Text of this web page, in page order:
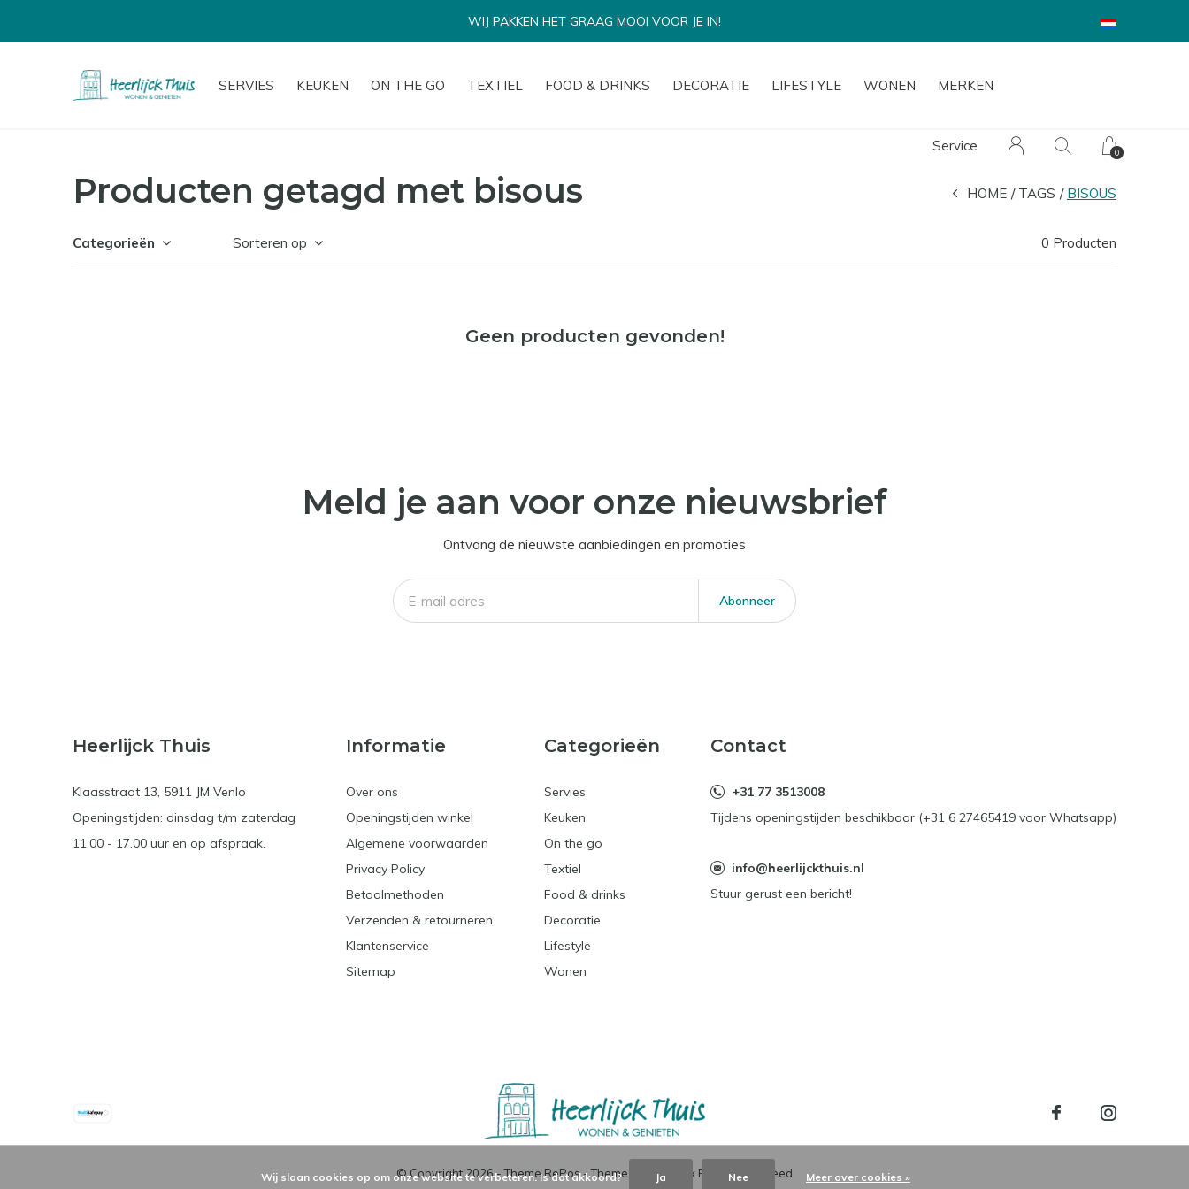
SERVIES KEUKEN ON THE GO TEXTIEL FOOD & DRINKS DECORATIE LIFESTYLE WONEN MERKEN
Service 0
WIJ PAKKEN HET GRAAG MOOI VOOR JE IN!
Producten getagd met bisous HOME TAGS BISOUS
Categorieën Sorteren op 0 Producten
Geen producten gevonden!
Meld je aan voor onze nieuwsbrief
Ontvang de nieuwste aanbiedingen en promoties
Abonneer
Heerlijck Thuis
Klaasstraat 13, 5911 JM Venlo
Openingstijden: dinsdag t/m zaterdag
11.00 - 17.00 uur en op afspraak.
Informatie
Over ons
Openingstijden winkel
Algemene voorwaarden
Privacy Policy
Betaalmethoden
Verzenden & retourneren
Klantenservice
Sitemap
Categorieën
Servies
Keuken
On the go
Textiel
Food & drinks
Decoratie
Lifestyle
Wonen
Contact
+31 77 3513008
Tijdens openingstijden beschikbaar (+31 6 27465419 voor Whatsapp)
info@heerlijckthuis.nl
Stuur gerust een bericht!
© Copyright2026- Theme RePos - Theme By DMWS x Plus+ -RSS-feed
Wij slaan cookies op om onze website te verbeteren. Is dat akkoord? Ja Nee Meer over cookies »